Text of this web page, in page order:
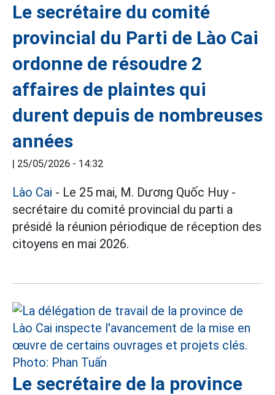
Le secrétaire du comité
provincial du Parti de Lào Cai
ordonne de résoudre 2
affaires de plaintes qui
durent depuis de nombreuses
années
| 25/05/2026 - 14:32
Lào Cai - Le 25 mai, M. Dương Quốc Huy -
secrétaire du comité provincial du parti a
présidé la réunion périodique de réception des
citoyens en mai 2026.
Le secrétaire de la province